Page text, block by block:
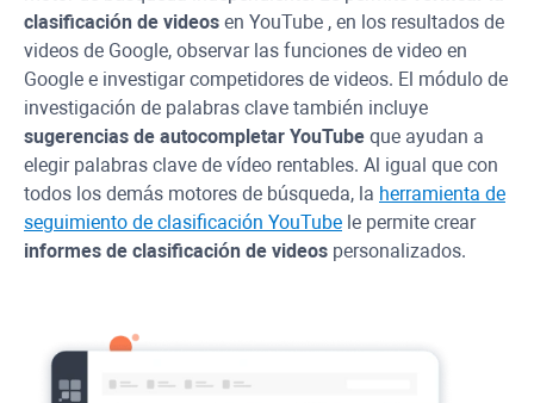
clasificación de videos en YouTube , en los resultados de
videos de Google, observar las funciones de video en
Google e investigar competidores de videos. El módulo de
investigación de palabras clave también incluye
sugerencias de autocompletar YouTube que ayudan a
elegir palabras clave de vídeo rentables. Al igual que con
todos los demás motores de búsqueda, la herramienta de
seguimiento de clasificación YouTube le permite crear
informes de clasificación de videos personalizados.